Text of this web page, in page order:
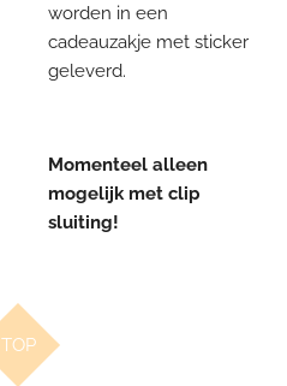
worden in een
cadeauzakje met sticker
geleverd.
Momenteel alleen
mogelijk met clip
sluiting!
TOP